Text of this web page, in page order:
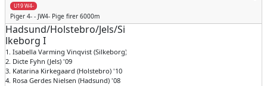
U19 W4-
Piger 4- - JW4- Pige firer 6000m
Hadsund/Holstebro/Jels/Si
lkeborg I
1. Isabella Varming Vinqvist (Silkeborg) '11
2. Dicte Fyhn (Jels) '09
3. Katarina Kirkegaard (Holstebro) '10
4. Rosa Gerdes Nielsen (Hadsund) '08